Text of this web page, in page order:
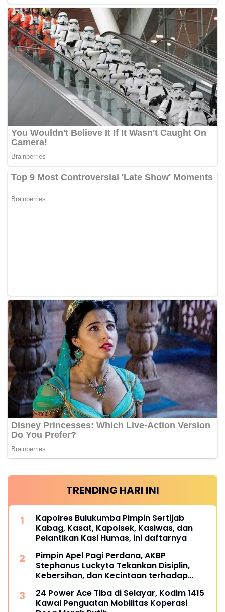
TRENDING HARI INI
Kapolres Bulukumba Pimpin Sertijab
Kabag, Kasat, Kapolsek, Kasiwas, dan
Pelantikan Kasi Humas, ini daftarnya
Pimpin Apel Pagi Perdana, AKBP
Stephanus Luckyto Tekankan Disiplin,
Kebersihan, dan Kecintaan terhadap
24 Power Ace Tiba di Selayar, Kodim 1415
Kawal Penguatan Mobilitas Koperasi